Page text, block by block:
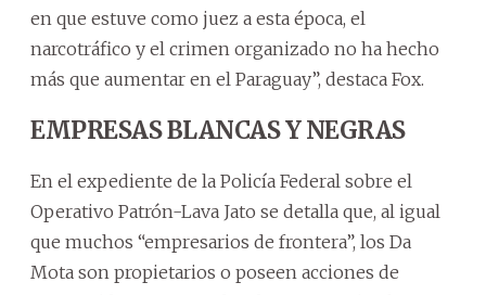
en que estuve como juez a esta época, el
narcotráfico y el crimen organizado no ha hecho
más que aumentar en el Paraguay”, destaca Fox.
EMPRESAS BLANCAS Y NEGRAS
En el expediente de la Policía Federal sobre el
Operativo Patrón-Lava Jato se detalla que, al igual
que muchos “empresarios de frontera”, los Da
Mota son propietarios o poseen acciones de